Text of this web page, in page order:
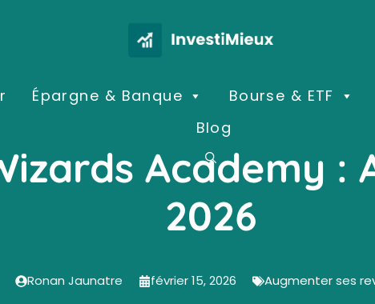
Épargne & Banque Bourse & ETF
Blog
Academy :
2026
Ronan Jaunatre février 15, 2026 Augmenter ses